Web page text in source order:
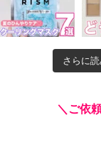
さらに
＼ご依